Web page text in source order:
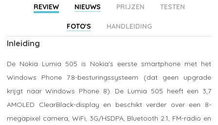
REVIEW NIEUWS PRIJZEN TESTEN
FOTO'S HANDLEIDING
Inleiding
De Nokia Lumia 505 is Nokia's eerste smartphone met het
Windows Phone 7.8-besturingssysteem (dat geen upgrade
krijgt naar Windows Phone 8). De Lumia 505 heeft een 3,7
AMOLED ClearBlack-display en beschikt verder over een 8-
megapixel camera, WiFi, 3G/HSDPA, Bluetooth 2.1, FM-radio en